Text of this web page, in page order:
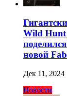
Wild Hunt
новой
Дек 11, 2024
Новости